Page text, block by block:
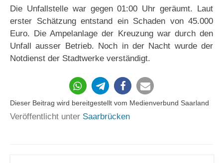
Die Unfallstelle war gegen 01:00 Uhr geräumt. Laut
erster Schätzung entstand ein Schaden von 45.000
Euro. Die Ampelanlage der Kreuzung war durch den
Unfall ausser Betrieb. Noch in der Nacht wurde der
Notdienst der Stadtwerke verständigt.
47
Dieser Beitrag wird bereitgestellt vom Medienverbund Saarland
Veröffentlicht unter Saarbrücken